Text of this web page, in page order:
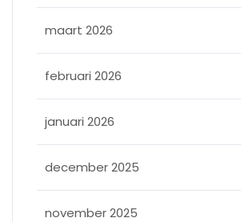
maart 2026
februari 2026
januari 2026
december 2025
november 2025